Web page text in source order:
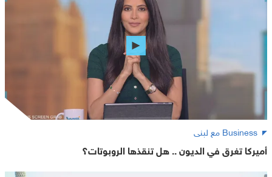
Business مع لبنى
أميركا تغرق في الديون .. هل تنقذها الروبوتات؟